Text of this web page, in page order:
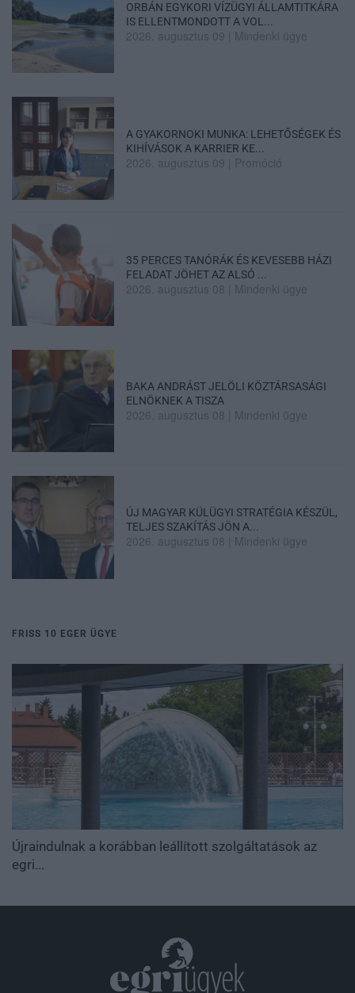
ORBÁN EGYKORI VÍZÜGYI ÁLLAMTITKÁRA
IS ELLENTMONDOTT A VOL...
2026. augusztus 09 Mindenki ügye
A GYAKORNOKI MUNKA: LEHETŐSÉGEK ÉS
KIHÍVÁSOK A KARRIER KE...
2026. augusztus 09 Promóció
35 PERCES TANÓRÁK ÉS KEVESEBB HÁZI
FELADAT JÖHET AZ ALSÓ ...
2026. augusztus 08 Mindenki ügye
BAKA ANDRÁST JELÖLI KÖZTÁRSASÁGI
ELNÖKNEK A TISZA
2026. augusztus 08 Mindenki ügye
ÚJ MAGYAR KÜLÜGYI STRATÉGIA KÉSZÜL,
TELJES SZAKÍTÁS JÖN A...
2026. augusztus 08 Mindenki ügye
FRISS 10 EGER ÜGYE
Újraindulnak a korábban leállított szolgáltatások az
egri...